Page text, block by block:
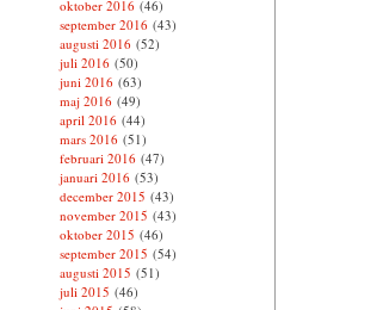
oktober 2016(46)
september 2016(43)
augusti 2016(52)
juli 2016(50)
juni 2016(63)
maj 2016(49)
april 2016(44)
mars 2016(51)
februari 2016(47)
januari 2016(53)
december 2015 (43)
november 2015 (43)
oktober 2015 (46)
september 2015 (54)
augusti 2015 (51)
juli 2015 (46)